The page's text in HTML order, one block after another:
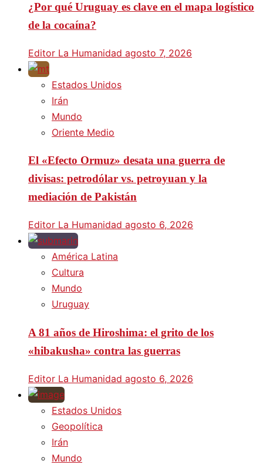
¿Por qué Uruguay es clave en el mapa logístico
de la cocaína?
Editor La Humanidad agosto 7, 2026
Estados Unidos
Irán
Mundo
Oriente Medio
El «Efecto Ormuz» desata una guerra de
divisas: petrodólar vs. petroyuan y la
mediación de Pakistán
Editor La Humanidad agosto 6, 2026
América Latina
Cultura
Mundo
Uruguay
A 81 años de Hiroshima: el grito de los
«hibakusha» contra las guerras
Editor La Humanidad agosto 6, 2026
Estados Unidos
Geopolítica
Irán
Mundo